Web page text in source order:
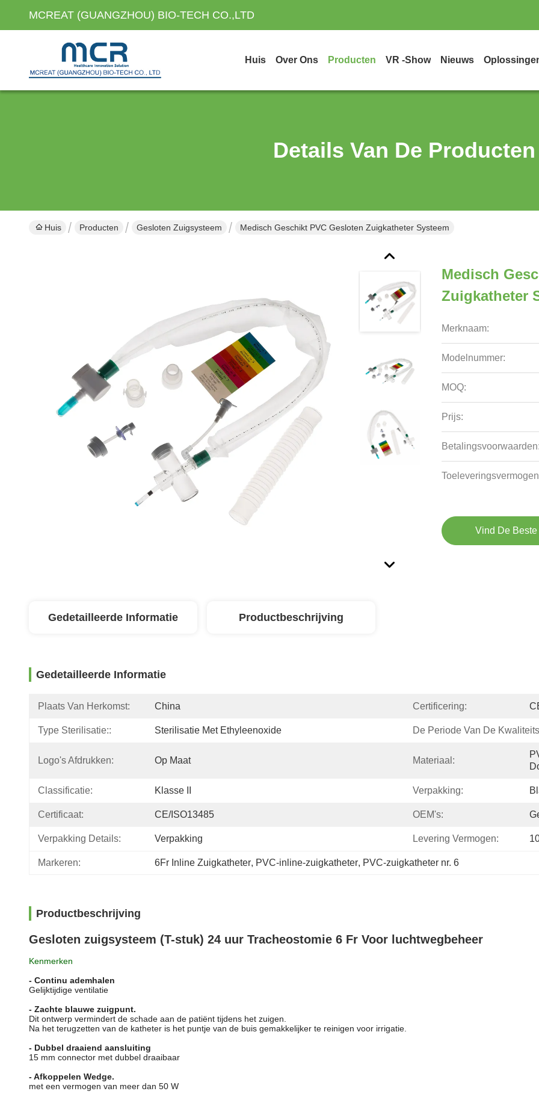
MCREAT (GUANGZHOU) BIO-TECH CO.,LTD
Huis Over Ons Producten VR -show Nieuws
Details Van De Producten
Huis Producten Gesloten Zuigsysteem Medisch Geschikt PVC Gesloten Zuigkatheter Systeem
Medisch
Zuigkatheter
Merknaam:
Modelnummer:
MOQ:
Prijs:
Vind De
Gedetailleerde Informatie Productbeschrijving
Gedetailleerde Informatie
Plaats Van Herkomst: China Certificering:
Type Sterilisatie:: Sterilisatie Met Ethyleenoxide De Periode Van De
Logo's Afdrukken: Op Maat Materiaal:
Classificatie: Klasse II Verpakking:
Certificaat: CE/ISO13485 OEM's:
Verpakking Details: Verpakking Levering Vermogen:
Markeren: 6Fr Inline Zuigkatheter, PVC-inline-zuigkatheter, PVC-zuigkatheter nr. 6
Productbeschrijving
Gesloten zuigsysteem (T-stuk) 24 uur Tracheostomie 6 Fr Voor luchtwegbeheer
Kenmerken
- Continu ademhalen
Gelijktijdige ventilatie
- Zachte blauwe zuigpunt.
Dit ontwerp vermindert de schade aan de patiënt tijdens het zuigen.
Na het terugzetten van de katheter is het puntje van de buis gemakkelijker te reinigen voor irrigatie.
- Dubbel draaiend aansluiting
15 mm connector met dubbel draaibaar
- Afkoppelen Wedge.
met een vermogen van meer dan 50 W